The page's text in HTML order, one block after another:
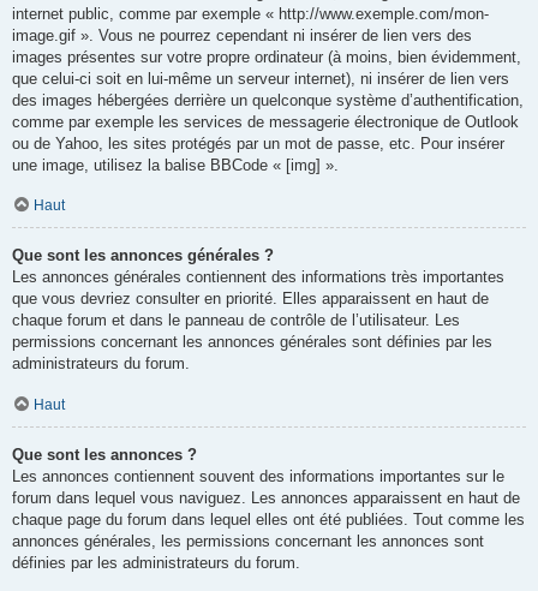
internet public, comme par exemple « http://www.exemple.com/mon-
image.gif ». Vous ne pourrez cependant ni insérer de lien vers des
images présentes sur votre propre ordinateur (à moins, bien évidemment,
que celui-ci soit en lui-même un serveur internet), ni insérer de lien vers
des images hébergées derrière un quelconque système d’authentification,
comme par exemple les services de messagerie électronique de Outlook
ou de Yahoo, les sites protégés par un mot de passe, etc. Pour insérer
une image, utilisez la balise BBCode « [img] ».
Haut
Que sont les annonces générales ?
Les annonces générales contiennent des informations très importantes
que vous devriez consulter en priorité. Elles apparaissent en haut de
chaque forum et dans le panneau de contrôle de l’utilisateur. Les
permissions concernant les annonces générales sont définies par les
administrateurs du forum.
Haut
Que sont les annonces ?
Les annonces contiennent souvent des informations importantes sur le
forum dans lequel vous naviguez. Les annonces apparaissent en haut de
chaque page du forum dans lequel elles ont été publiées. Tout comme les
annonces générales, les permissions concernant les annonces sont
définies par les administrateurs du forum.